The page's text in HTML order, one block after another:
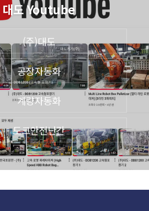
대도 Youtube
(주)대도
공장자동화
계량자동화
도크안전난간